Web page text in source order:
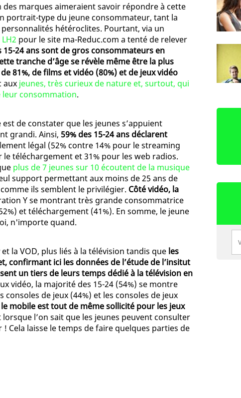
marques aimeraient savoir répondre à cette
portrait-type du jeune consommateur, tant la
hétéroclites. Pourtant, via un
LH2 pour le site ma-Reduc.com a tenté de relever
15-24 ans sont de gros consommateurs en
tranche d’âge se révèle même être la plus
81%, de films et vidéo (80%) et de jeux vidéo
aux jeunes, très curieux de nature et, surtout, qui
consommation.
de constater que les jeunes s’appuient
grandi. Ainsi, 59% des 15-24 ans déclarent
légal (52% contre 14% pour le streaming
téléchargement et 31% pour les web radios.
plus de 7 jeunes sur 10 écoutent de la musique
support permettant aux moins de 25 ans de
ils semblent le privilégier. Côté vidéo, la
Y se montrant très grande consommatrice
et téléchargement (41%). En somme, le jeune
n'importe quand.
la VOD, plus liés à la télévision tandis que les
confirmant ici les données de l’étude de l’insitut
un tiers de leurs temps dédié à la télévision en
vidéo, la majorité des 15-24 (54%) se montre
de jeux (44%) et les consoles de jeux
mobile est tout de même sollicité pour les jeux
l’on sait que les jeunes peuvent consulter
Cela laisse le temps de faire quelques parties de